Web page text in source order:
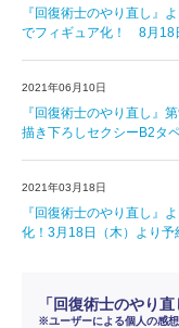
『回復術士のやり直し』
でフィギュア化！ 8月18
2021年06月10日
『回復術士のやり直し』
描き下ろしセクシーB2タ
2021年03月18日
『回復術士のやり直し』
化！3月18日（木）より予
「回復術士のやり
※ユーザーによる個人の感